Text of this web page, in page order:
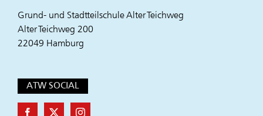
Grund- und Stadtteilschule Alter Teichweg
Alter Teichweg 200
22049 Hamburg
ATW SOCIAL